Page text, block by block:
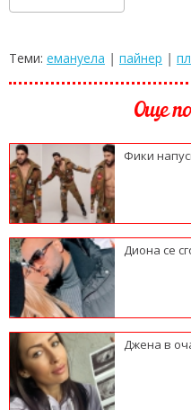
Теми: емануела | пайнер |
Още
Фики
Диона се
Джена в